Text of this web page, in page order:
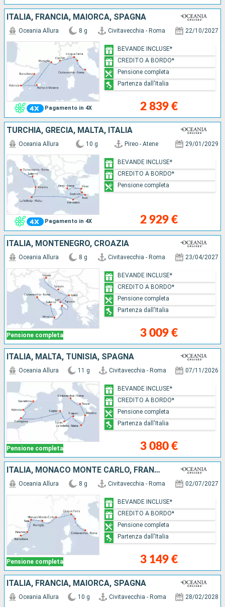
ITALIA, FRANCIA, MAIORCA, SPAGNA
Pagamento in 4X
Oceania Allura 8 g Civitavecchia - Roma 22/10/2027
2 839 €
BEVANDE INCLUSE*
CREDITO A BORDO*
Pensione completa
Partenza dall'Italia
TURCHIA, GRECIA, MALTA, ITALIA
Pagamento in 4X
Oceania Allura 10 g Pireo - Atene 29/01/2029
2 929 €
BEVANDE INCLUSE*
CREDITO A BORDO*
Pensione completa
ITALIA, MONTENEGRO, CROAZIA
Pensione completa
Oceania Allura 8 g Civitavecchia - Roma 23/04/2027
3 009 €
BEVANDE INCLUSE*
CREDITO A BORDO*
Pensione completa
Partenza dall'Italia
ITALIA, MALTA, TUNISIA, SPAGNA
Pensione completa
Oceania Allura 11 g Civitavecchia - Roma 07/11/2026
3 080 €
BEVANDE INCLUSE*
CREDITO A BORDO*
Pensione completa
Partenza dall'Italia
ITALIA, MONACO MONTE CARLO, FRANCIA, SPAGNA
Pensione completa
Oceania Allura 8 g Civitavecchia - Roma 02/07/2027
3 149 €
BEVANDE INCLUSE*
CREDITO A BORDO*
Pensione completa
Partenza dall'Italia
ITALIA, FRANCIA, MAIORCA, SPAGNA
Oceania Allura 10 g Civitavecchia - Roma 28/02/2028